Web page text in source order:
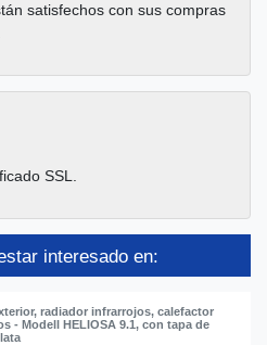
satisfechos con sus compras
SSL.
interesado en:
radiador infrarrojos, calefactor
- Modell HELIOSA 9.1, con tapa de